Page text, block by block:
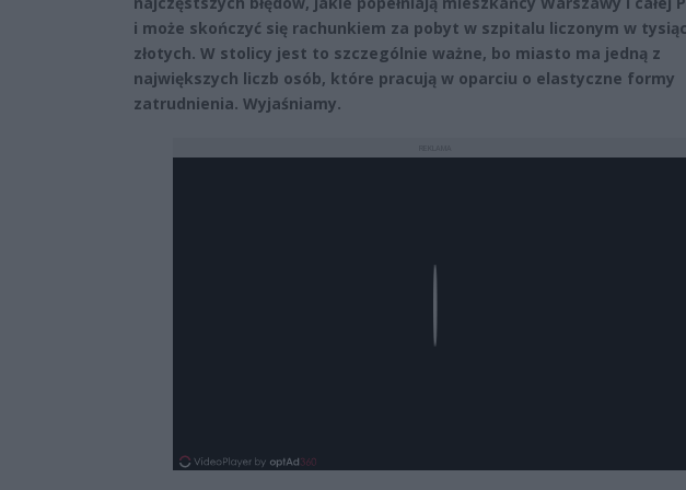
i może skończyć się rachunkiem za pobyt w szpitalu liczonym w
złotych. W stolicy jest to szczególnie ważne, bo miasto ma jedną z
największych liczb osób, które pracują w oparciu o elastyczne formy
zatrudnienia. Wyjaśniamy.